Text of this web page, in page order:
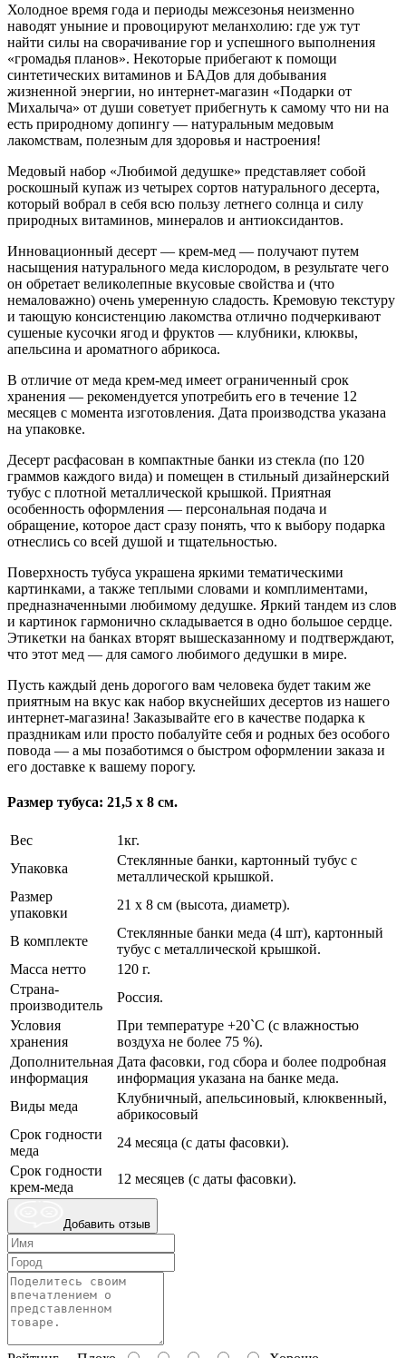
Холодное время года и периоды межсезонья неизменно
наводят уныние и провоцируют меланхолию: где уж тут
найти силы на сворачивание гор и успешного выполнения
«громадья планов». Некоторые прибегают к помощи
синтетических витаминов и БАДов для добывания
жизненной энергии, но интернет-магазин «Подарки от
Михалыча» от души советует прибегнуть к самому что ни на
есть природному допингу — натуральным медовым
лакомствам, полезным для здоровья и настроения!
Медовый набор «Любимой дедушке» представляет собой
роскошный купаж из четырех сортов натурального десерта,
который вобрал в себя всю пользу летнего солнца и силу
природных витаминов, минералов и антиоксидантов.
Инновационный десерт — крем-мед — получают путем
насыщения натурального меда кислородом, в результате чего
он обретает великолепные вкусовые свойства и (что
немаловажно) очень умеренную сладость. Кремовую текстуру
и тающую консистенцию лакомства отлично подчеркивают
сушеные кусочки ягод и фруктов — клубники, клюквы,
апельсина и ароматного абрикоса.
В отличие от меда крем-мед имеет ограниченный срок
хранения — рекомендуется употребить его в течение 12
месяцев с момента изготовления. Дата производства указана
на упаковке.
Десерт расфасован в компактные банки из стекла (по 120
граммов каждого вида) и помещен в стильный дизайнерский
тубус с плотной металлической крышкой. Приятная
особенность оформления — персональная подача и
обращение, которое даст сразу понять, что к выбору подарка
отнеслись со всей душой и тщательностью.
Поверхность тубуса украшена яркими тематическими
картинками, а также теплыми словами и комплиментами,
предназначенными любимому дедушке. Яркий тандем из слов
и картинок гармонично складывается в одно большое сердце.
Этикетки на банках вторят вышесказанному и подтверждают,
что этот мед — для самого любимого дедушки в мире.
Пусть каждый день дорогого вам человека будет таким же
приятным на вкус как набор вкуснейших десертов из нашего
интернет-магазина! Заказывайте его в качестве подарка к
праздникам или просто побалуйте себя и родных без особого
повода — а мы позаботимся о быстром оформлении заказа и
его доставке к вашему порогу.
Размер тубуса: 21,5 х 8 см.
Вес
1кг.
Упаковка
Стеклянные банки, картонный тубус с
металлической крышкой.
Размер
упаковки
21 x 8 см (высота, диаметр).
В комплекте
Стеклянные банки меда (4 шт), картонный
тубус с металлической крышкой.
Масса нетто
120 г.
Страна-
производитель
Россия.
Условия
хранения
При температуре +20`С (с влажностью
воздуха не более 75 %).
Дополнительная
информация
Дата фасовки, год сбора и более подробная
информация указана на банке меда.
Виды меда
Клубничный, апельсиновый, клюквенный,
абрикосовый
Срок годности
меда
24 месяца (с даты фасовки).
Срок годности
крем-меда
12 месяцев (с даты фасовки).
Добавить отзыв